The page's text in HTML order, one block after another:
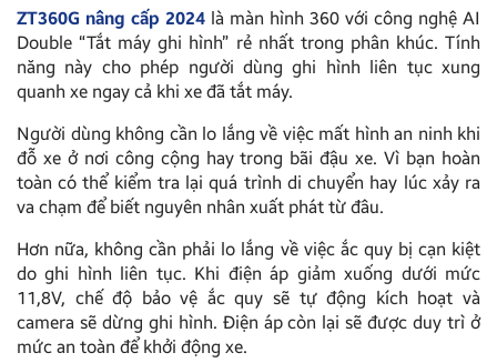
ZT360G nâng cấp 2024 là màn hình 360 với công nghệ AI
Double “Tắt máy ghi hình” rẻ nhất trong phân khúc. Tính
năng này cho phép người dùng ghi hình liên tục xung
quanh xe ngay cả khi xe đã tắt máy.
Người dùng không cần lo lắng về việc mất hình an ninh khi
đỗ xe ở nơi công cộng hay trong bãi đậu xe. Vì bạn hoàn
toàn có thể kiểm tra lại quá trình di chuyển hay lúc xảy ra
va chạm để biết nguyên nhân xuất phát từ đâu.
Hơn nữa, không cần phải lo lắng về việc ắc quy bị cạn kiệt
do ghi hình liên tục. Khi điện áp giảm xuống dưới mức
11,8V, chế độ bảo vệ ắc quy sẽ tự động kích hoạt và
camera sẽ dừng ghi hình. Điện áp còn lại sẽ được duy trì ở
mức an toàn để khởi động xe.